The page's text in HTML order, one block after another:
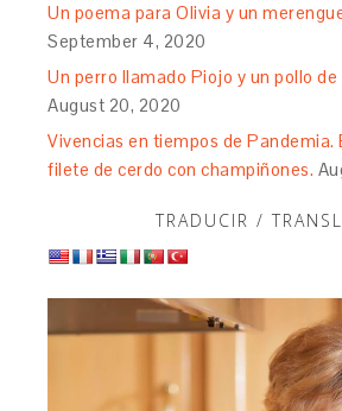
Un poema para Olivia y un
September 4, 2020
Un perro llamado Piojo y un pollo de
August 20, 2020
Vivencias en tiempos de Pandemia.
filete de cerdo con champiñones.
TRADUCIR /